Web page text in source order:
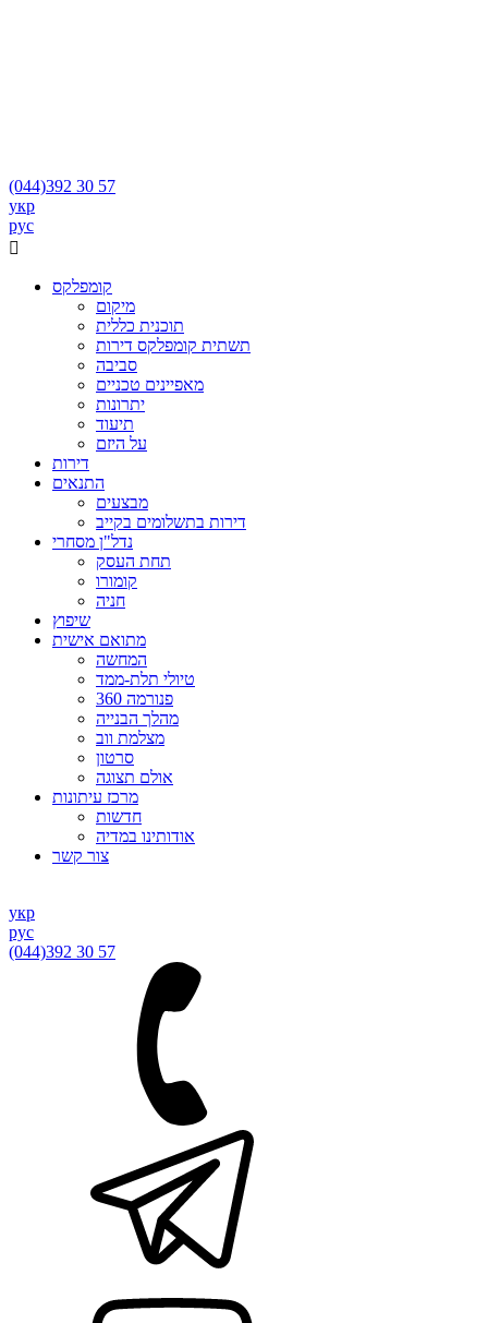
(044)392 30 57
укр
рус

קומפלקס
מיקום
תוכנית כללית
תשתית קומפלקס דירות
סביבה
מאפיינים טכניים
יתרונות
תיעוד
על היזם
דירות
התנאים
מבצעים
דירות בתשלומים בקייב
נדל"ן מסחרי
תחת העסק
קומורו
חניה
שיפוץ
מתואם אישית
המחשה
טיולי תלת-ממד
פנורמה 360
מהלך הבנייה
מצלמת ווב
סרטון
אולם תצוגה
מרכז עיתונות
חדשות
אודותינו במדיה
צור קשר
укр
рус
(044)392 30 57